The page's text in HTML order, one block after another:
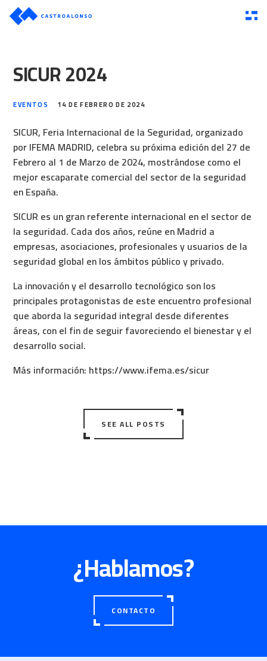
SICUR 2024
EVENTOS 14 DE FEBRERO DE 2024
SICUR, Feria Internacional de la Seguridad, organizado
por IFEMA MADRID, celebra su próxima edición del 27 de
Febrero al 1 de Marzo de 2024, mostrándose como el
mejor escaparate comercial del sector de la seguridad
en España.
SICUR es un gran referente internacional en el sector de
la seguridad. Cada dos años, reúne en Madrid a
empresas, asociaciones, profesionales y usuarios de la
seguridad global en los ámbitos público y privado.
La innovación y el desarrollo tecnológico son los
principales protagonistas de este encuentro profesional
que aborda la seguridad integral desde diferentes
áreas, con el fin de seguir favoreciendo el bienestar y el
desarrollo social.
Más información: https://www.ifema.es/sicur
SEE ALL POSTS
¿Hablamos?
CONTACTO